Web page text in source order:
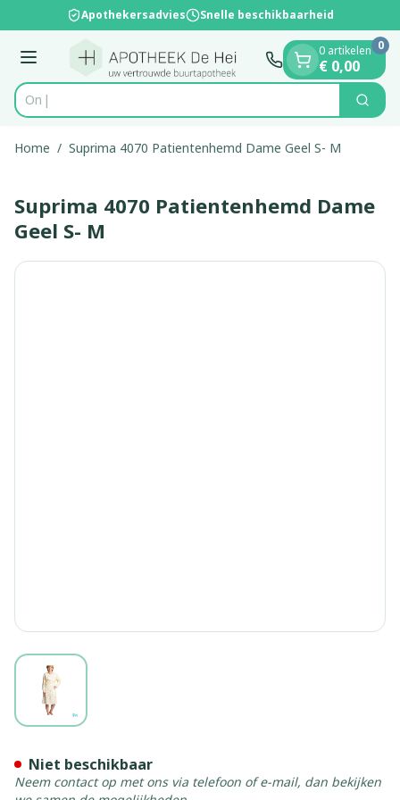
Ga naar de inhoud
1 van 1 Apothekersadvies Snelle beschikbaarheid
Menu
Product, merk, categorie... Zoek
0 artikelen
€ 0,00
0
Home / Suprima 4070 Patientenhemd Dame Geel S- M
Suprima 4070 Patientenhemd Dame
Geel S- M
View larger image
Niet beschikbaar
Neem contact op met ons via telefoon of e-mail, dan bekijken